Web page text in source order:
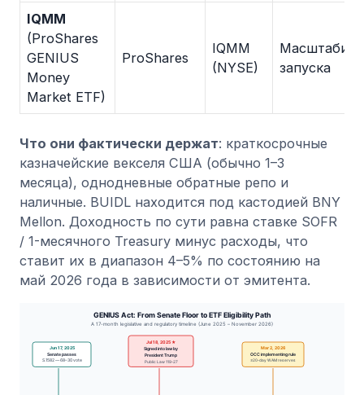
IQMM
(ProShares
GENIUS
Money
Market ETF)
ProShares
IQMM
(NYSE)
запуска
Что они фактически держат: краткосрочные
казначейские векселя США (обычно 1–3
месяца), однодневные обратные репо и
наличные. BUIDL находится под кастодией BNY
Mellon. Доходность по сути равна ставке SOFR
/ 1-месячного Treasury минус расходы, что
ставит их в диапазон 4–5% по состоянию на
май 2026 года в зависимости от эмитента.